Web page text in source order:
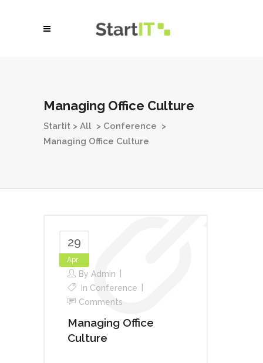
Managing Office Culture
Startit > All > Conference >
Managing Office Culture
29
Apr
By Admin
In Conference
Comments
Managing Office
Culture